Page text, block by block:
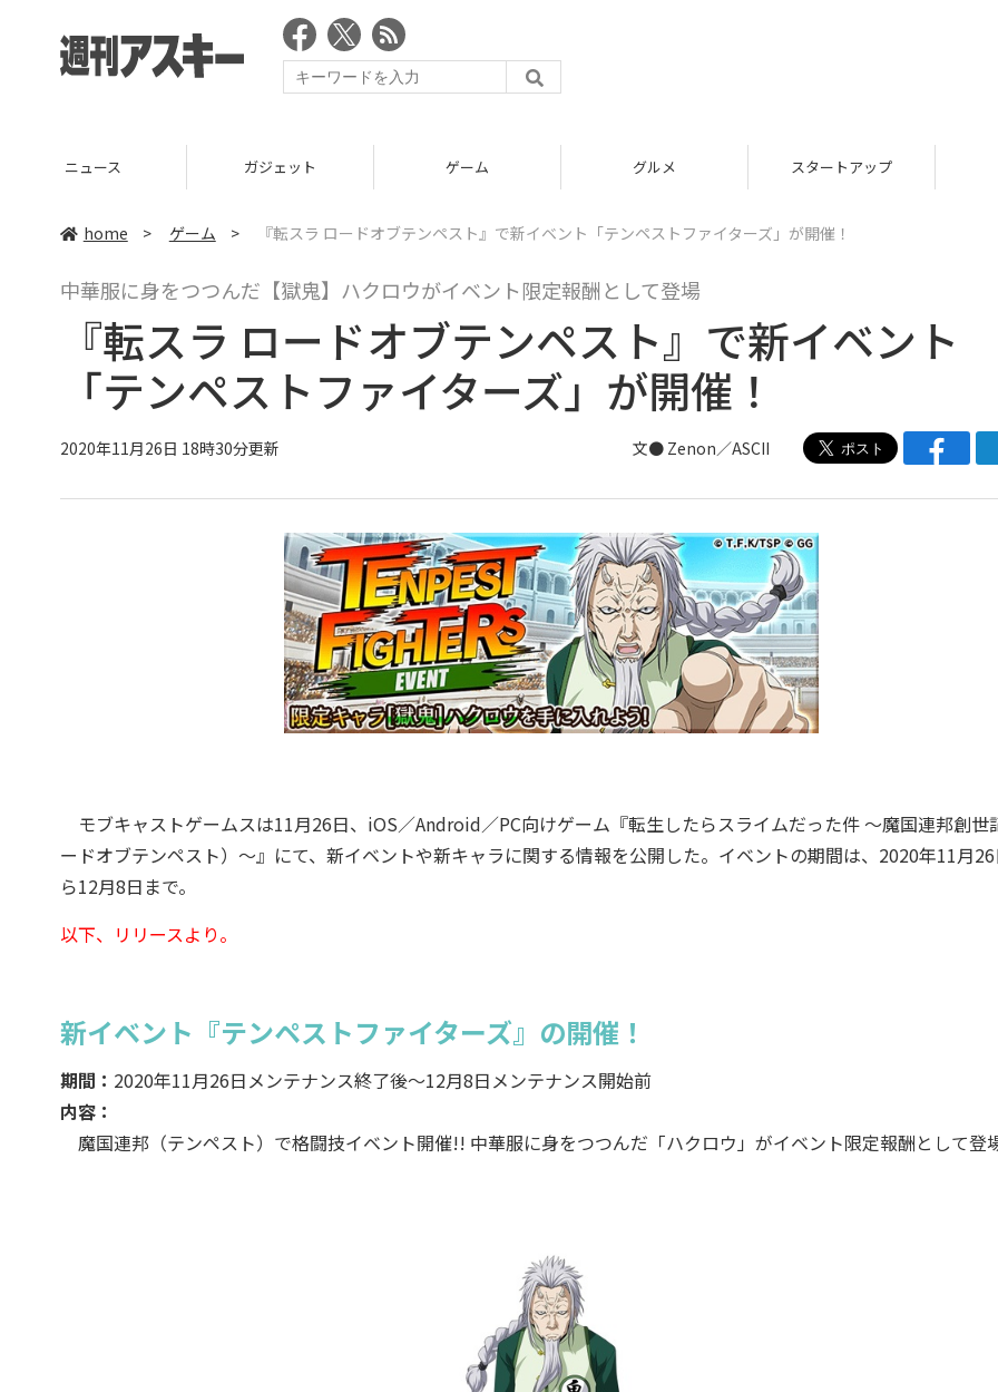
ニュース ガジェット ゲーム グルメ スタートアップ
home > ゲーム > 『転スラ ロードオブテンペスト』で新イベント「テンペストファイターズ」が開催！
中華服に身をつつんだ【獄鬼】ハクロウがイベント限定報酬として登場
『転スラ ロードオブテンペスト』で新イベント
「テンペストファイターズ」が開催！
2020年11月26日 18時30分更新 文● Zenon／ASCII
モブキャストゲームスは11月26日、iOS／Android／PC向けゲーム『転生したらスライムだった件 ～魔国連邦創世
ードオブテンペスト）～』にて、新イベントや新キャラに関する情報を公開した。イベントの期間は、2020年11月
ら12月8日まで。
以下、リリースより。
新イベント『テンペストファイターズ』の開催！
期間： 2020年11月26日メンテナンス終了後～12月8日メンテナンス開始前
内容：
魔国連邦（テンペスト）で格闘技イベント開催!! 中華服に身をつつんだ「ハクロウ」がイベント限定報酬として登